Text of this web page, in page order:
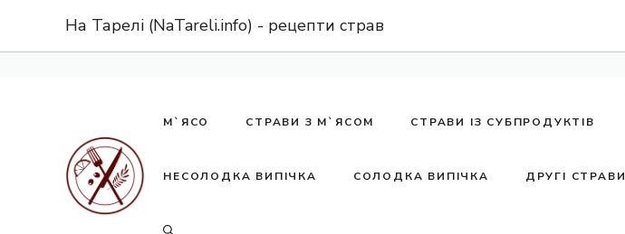
вмісту
На Тарелі (NaTareli.info) - рецепти страв
М`ЯСО СТРАВИ З М`ЯСОМ СТРАВИ ІЗ СУБПРОДУКТІВ
НЕСОЛОДКА ВИПІЧКА СОЛОДКА ВИПІЧКА ДРУГІ СТРАВИ